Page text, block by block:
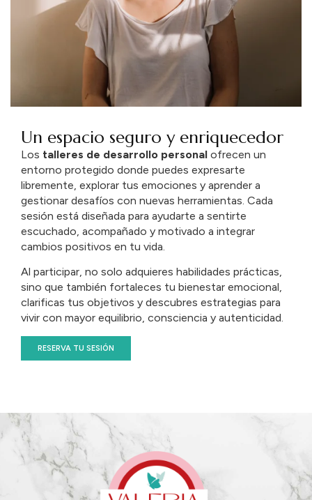
Un espacio seguro y enriquecedor
Los talleres de desarrollo personal ofrecen un
entorno protegido donde puedes expresarte
libremente, explorar tus emociones y aprender a
gestionar desafíos con nuevas herramientas. Cada
sesión está diseñada para ayudarte a sentirte
escuchado, acompañado y motivado a integrar
cambios positivos en tu vida.
Al participar, no solo adquieres habilidades prácticas,
sino que también fortaleces tu bienestar emocional,
clarificas tus objetivos y descubres estrategias para
vivir con mayor equilibrio, consciencia y autenticidad.
RESERVA TU SESIÓN